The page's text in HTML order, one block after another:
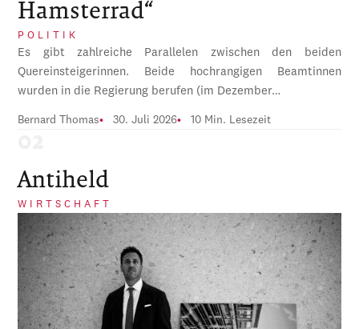
Hamsterrad“
POLITIK
Es gibt zahlreiche Parallelen zwischen den beiden
Quereinsteigerinnen. Beide hochrangigen Beamtinnen
wurden in die Regierung berufen (im Dezember…
Bernard Thomas 30. Juli 2026 10 Min. Lesezeit
Antiheld
WIRTSCHAFT